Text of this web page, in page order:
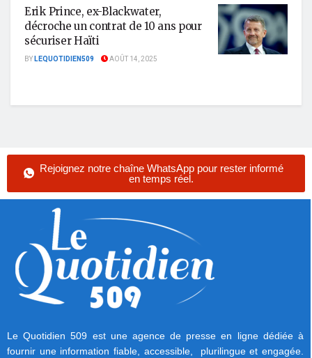
Erik Prince, ex-Blackwater,
décroche un contrat de 10 ans pour
sécuriser Haïti
BYLEQUOTIDIEN509 AOÛT 14, 2025
Rejoignez notre chaîne WhatsApp pour rester informé
en temps réel.
Le Quotidien 509 est une agence de presse en ligne dédiée à
fournir une information fiable, accessible, plurilingue et engagée.